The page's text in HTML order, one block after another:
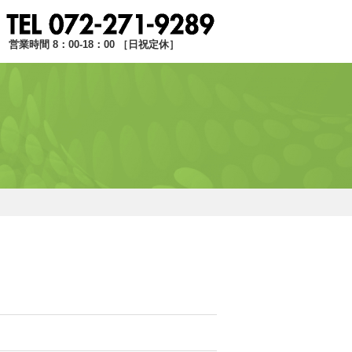
営業時間 8：00-18：00 ［日祝定休］